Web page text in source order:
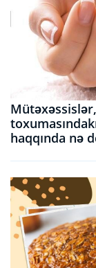
haqqında nə